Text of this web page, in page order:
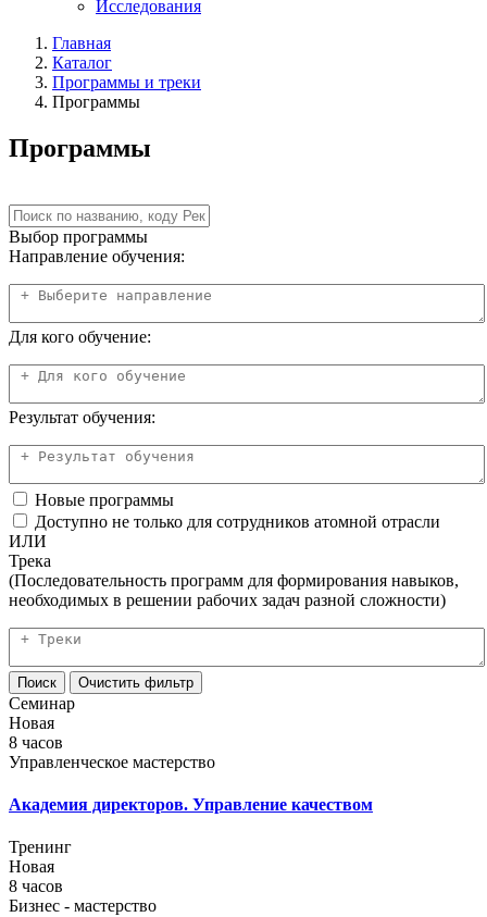
Исследования
Главная
Каталог
Программы и треки
Программы
Программы
Выбор программы
Направление обучения:
Для кого обучение:
Результат обучения:
Новые программы
Доступно не только для сотрудников атомной отрасли
ИЛИ
Трека
(Последовательность программ для формирования навыков,
необходимых в решении рабочих задач разной сложности)
Семинар
Новая
8 часов
Управленческое мастерство
Академия директоров. Управление качеством
Тренинг
Новая
8 часов
Бизнес - мастерство